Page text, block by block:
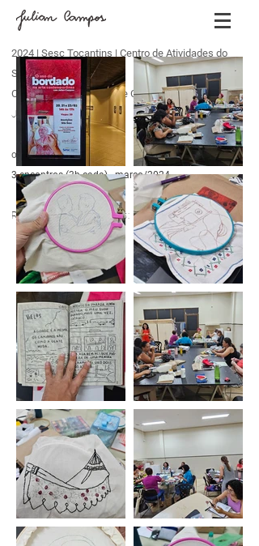
2024 | Sesc Tocantins | Centro de Atividades do
Sesc Palmas
O Uso do Bordado na Arte Contemporânea
Julian Campos
oficina presencial
3 encontros (3h cada) - março/2024
Registros dos encontros: